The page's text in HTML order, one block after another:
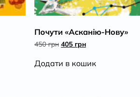
Почути «Асканію-Нову»
450грн Оригінальна
405 грнПоточна
Додати в кошик